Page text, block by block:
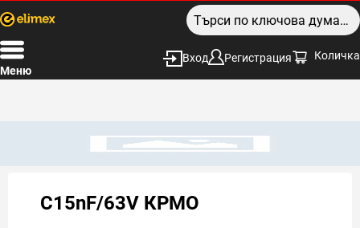
Меню
Вход Регистрация Количка
C15nF/63V КРМО